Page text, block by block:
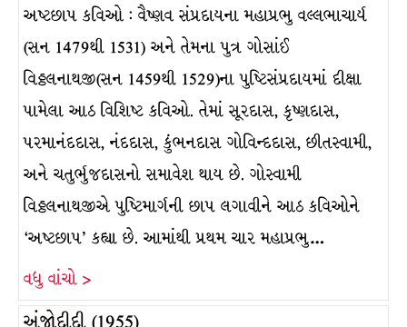
અષ્ટછાપ કવિઓ : વૈષ્ણવ સંપ્રદાયના મહાપ્રભુ વલ્લભાચાર્ય
(સન 1479થી 1531) અને તેમના પુત્ર ગોસાંઈ
વિઠ્ઠલનાથજી(સન 1459થી 1529)ના પુષ્ટિસંપ્રદાયમાં દીક્ષા
પામેલા આઠ વિશિષ્ટ કવિઓ. તેમાં સૂરદાસ, કૃષ્ણદાસ,
પરમાનંદદાસ, નંદદાસ, કુંભનદાસ ગોવિન્દદાસ, છીતસ્વામી,
અને ચતુર્ભુજદાસનો સમાવેશ થાય છે. ગોસ્વામી
વિઠ્ઠલનાથજીએ પુષ્ટિમાર્ગની છાપ લગાવીને આઠ કવિઓને
‘અષ્ટછાપ’ કહ્યા છે. આમાંથી પ્રથમ ચાર મહાપ્રભુ…
વધુ વાંચો >